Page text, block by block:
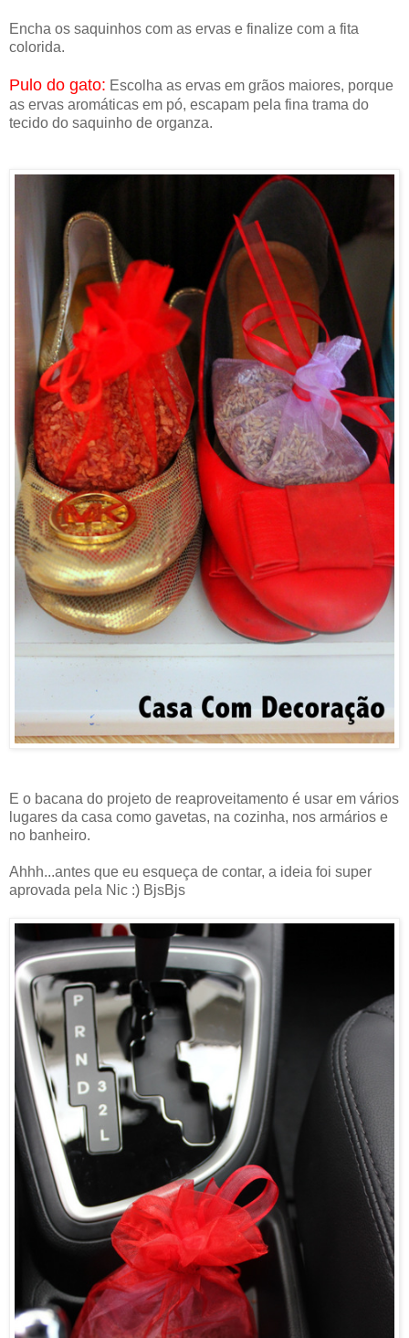
Encha os saquinhos com as ervas e finalize com a fita
colorida.
Pulo do gato: Escolha as ervas em grãos maiores, porque
as ervas aromáticas em pó, escapam pela fina trama do
tecido do saquinho de organza.
E o bacana do projeto de reaproveitamento é usar em vários
lugares da casa como gavetas, na cozinha, nos armários e
no banheiro.
Ahhh...antes que eu esqueça de contar, a ideia foi super
aprovada pela Nic :) BjsBjs